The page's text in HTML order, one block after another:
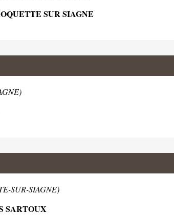
SUR SIAGNE
SUR-SIAGNE)
SARTOUX